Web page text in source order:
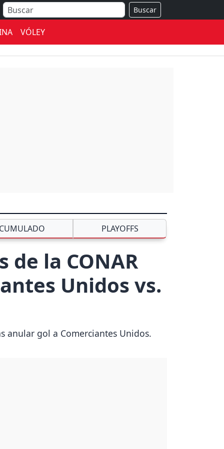
Buscar
VÓLEY
PLAYOFFS
la CONAR
Unidos vs.
anular gol a Comerciantes Unidos.